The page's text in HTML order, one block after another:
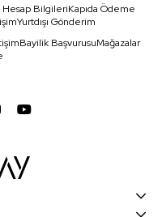
Hesap BilgileriKapıda Ödeme
Yurtdışı Gönderim
Bayilik BaşvurusuMağazalar